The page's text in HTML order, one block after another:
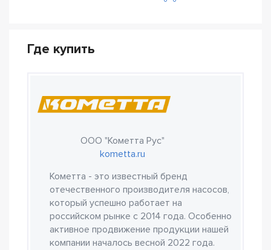
Где купить
ООО "Кометта Рус"
kometta.ru
Кометта - это известный бренд
отечественного производителя насосов,
который успешно работает на
российском рынке с 2014 года. Особенно
активное продвижение продукции нашей
компании началось весной 2022 года.